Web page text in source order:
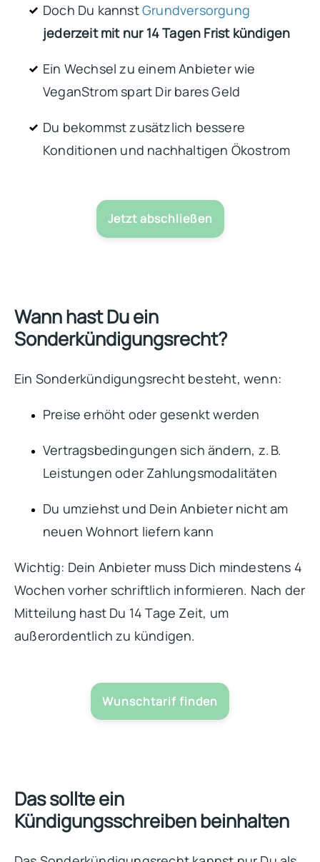
Doch Du kannstGrundversorgung
jederzeit mit nur 14 Tagen Frist kündigen
Ein Wechsel zu einem Anbieter wie
VeganStrom spart Dir bares Geld
Du bekommst zusätzlich bessere
Konditionen und nachhaltigen Ökostrom
Jetzt abschließen
Wann hast Du ein
Sonderkündigungsrecht?
Ein Sonderkündigungsrecht besteht, wenn:
Preise erhöht oder gesenkt werden
Vertragsbedingungen sich ändern, z. B.
Leistungen oder Zahlungsmodalitäten
Du umziehst und Dein Anbieter nicht am
neuen Wohnort liefern kann
Wichtig: Dein Anbieter muss Dich mindestens 4
Wochen vorher schriftlich informieren. Nach der
Mitteilung hast Du 14 Tage Zeit, um
außerordentlich zu kündigen.
Wunschtarif finden
Das sollte ein
Kündigungsschreiben beinhalten